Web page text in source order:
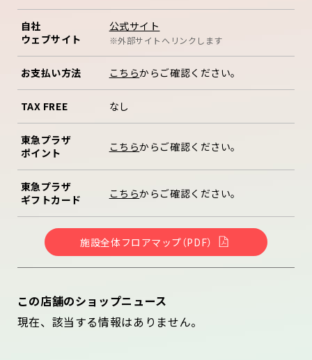
自社
ウェブサイト
公式サイト
※外部サイトへリンクします
お支払い方法 こちらからご確認ください。
TAX FREE なし
東急プラザ
ポイント
こちらからご確認ください。
東急プラザ
ギフトカード
こちらからご確認ください。
施設全体フロアマップ（PDF）
この店舗のショップニュース
現在、該当する情報はありません。